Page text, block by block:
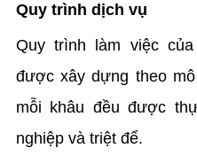
Quy trình dịch vụ
Quy trình làm việc
được xây dựng theo
mỗi khâu đều được
nghiệp và triệt để.